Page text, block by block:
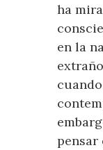
ha
en la
pensar